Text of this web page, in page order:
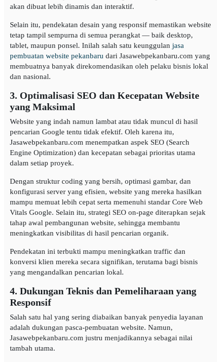
akan dibuat lebih dinamis dan interaktif.
Selain itu, pendekatan desain yang responsif memastikan website
tetap tampil sempurna di semua perangkat — baik desktop,
tablet, maupun ponsel. Inilah salah satu keunggulan jasa
pembuatan website pekanbaru dari Jasawebpekanbaru.com yang
membuatnya banyak direkomendasikan oleh pelaku bisnis lokal
dan nasional.
3. Optimalisasi SEO dan Kecepatan Website
yang Maksimal
Website yang indah namun lambat atau tidak muncul di hasil
pencarian Google tentu tidak efektif. Oleh karena itu,
Jasawebpekanbaru.com menempatkan aspek SEO (Search
Engine Optimization) dan kecepatan sebagai prioritas utama
dalam setiap proyek.
Dengan struktur coding yang bersih, optimasi gambar, dan
konfigurasi server yang efisien, website yang mereka hasilkan
mampu memuat lebih cepat serta memenuhi standar Core Web
Vitals Google. Selain itu, strategi SEO on-page diterapkan sejak
tahap awal pembangunan website, sehingga membantu
meningkatkan visibilitas di hasil pencarian organik.
Pendekatan ini terbukti mampu meningkatkan traffic dan
konversi klien mereka secara signifikan, terutama bagi bisnis
yang mengandalkan pencarian lokal.
4. Dukungan Teknis dan Pemeliharaan yang
Responsif
Salah satu hal yang sering diabaikan banyak penyedia layanan
adalah dukungan pasca-pembuatan website. Namun,
Jasawebpekanbaru.com justru menjadikannya sebagai nilai
tambah utama.